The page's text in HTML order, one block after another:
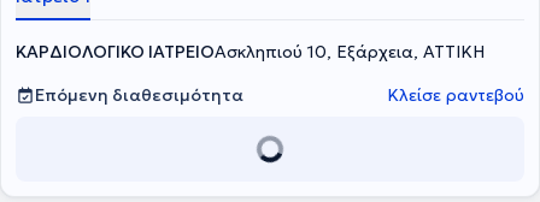
ΚΑΡΔΙΟΛΟΓΙΚΟ ΙΑΤΡΕΙΟΑσκληπιού 10, Εξάρχεια, ΑΤΤΙΚΗ
Επόμενη διαθεσιμότητα
Κλείσε ραντεβού